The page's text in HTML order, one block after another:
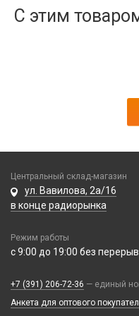
С этим
Камеры
Проклейки
Разъемы
Шлейфы
АЗУ
АЗУ + кабель
Адаптеры
Кабели
Компьютерная периферия
Аксессуары для ПК
Центральный склад-магазин
ул. Вавилова, 2а/16
в конце радиорынка
Режим работы
с 9:00 до 19:00 без
+7 (391) 206-72-36 — единый
Анкета для оптового